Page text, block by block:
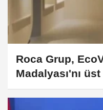
Roca Grup,
Madalyası'nı
kazandı